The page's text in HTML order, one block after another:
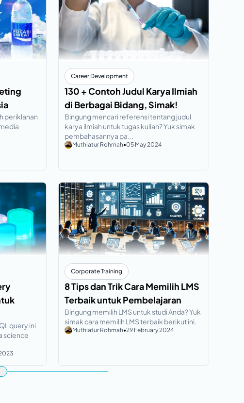
periklanan
Career Development
130 + Contoh Judul Karya Ilmiah
di Berbagai Bidang, Simak!
Bingung mencari referensi tentang judul
karya ilmiah untuk tugas kuliah? Yuk simak
pembahasannya pa...
Muthiatur Rohmah•05 May 2024
query ini
science
Corporate Training
8 Tips dan Trik Cara Memilih LMS
Terbaik untuk Pembelajaran
Bingung memilih LMS untuk studi Anda? Yuk
simak cara memilih LMS terbaik berikut ini.
Muthiatur Rohmah•29 February 2024